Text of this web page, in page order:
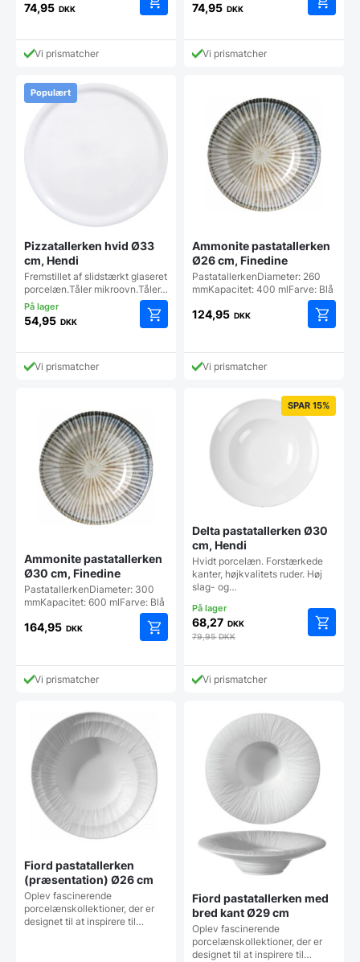
74,95 DKK
Vi prismatcher
74,95 DKK
Vi prismatcher
Populært
Pizzatallerken hvid Ø33
cm, Hendi
Fremstillet af slidstærkt glaseret
porcelæn.Tåler mikroovn.Tåler…
54,95 DKK
Vi prismatcher
Ammonite pastatallerken
Ø26 cm, Finedine
PastatallerkenDiameter: 260
mmKapacitet: 400 mlFarve: Blå
124,95 DKK
Vi prismatcher
Ammonite pastatallerken
Ø30 cm, Finedine
PastatallerkenDiameter: 300
mmKapacitet: 600 mlFarve: Blå
164,95 DKK
Vi prismatcher
SPAR 15%
Delta pastatallerken Ø30
cm, Hendi
Hvidt porcelæn. Forstærkede
kanter, højkvalitets ruder. Høj
slag- og…
68,27 DKK
79,95DKK
Vi prismatcher
Fiord pastatallerken
(præsentation) Ø26 cm
Oplev fascinerende
porcelænskollektioner, der er
designet til at inspirere til…
Fiord pastatallerken med
bred kant Ø29 cm
Oplev fascinerende
porcelænskollektioner, der er
designet til at inspirere til…